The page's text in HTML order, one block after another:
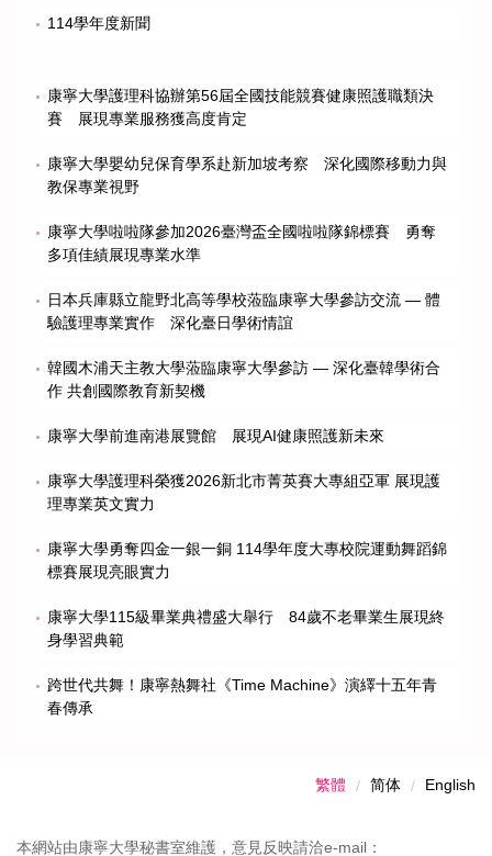
114學年度新聞
康寧大學護理科協辦第56屆全國技能競賽健康照護職類決
賽 展現專業服務獲高度肯定
康寧大學嬰幼兒保育學系赴新加坡考察 深化國際移動力與
教保專業視野
康寧大學啦啦隊參加2026臺灣盃全國啦啦隊錦標賽 勇奪
多項佳績展現專業水準
日本兵庫縣立龍野北高等學校蒞臨康寧大學參訪交流 — 體
驗護理專業實作 深化臺日學術情誼
韓國木浦天主教大學蒞臨康寧大學參訪 — 深化臺韓學術合
作 共創國際教育新契機
康寧大學前進南港展覽館 展現AI健康照護新未來
康寧大學護理科榮獲2026新北市菁英賽大專組亞軍 展現護
理專業英文實力
康寧大學勇奪四金一銀一銅 114學年度大專校院運動舞蹈錦
標賽展現亮眼實力
康寧大學115級畢業典禮盛大舉行 84歲不老畢業生展現終
身學習典範
跨世代共舞！康寧熱舞社《Time Machine》演繹十五年青
春傳承
繁體 简体 English
本網站由康寧大學秘書室維護，意見反映請洽e-mail：